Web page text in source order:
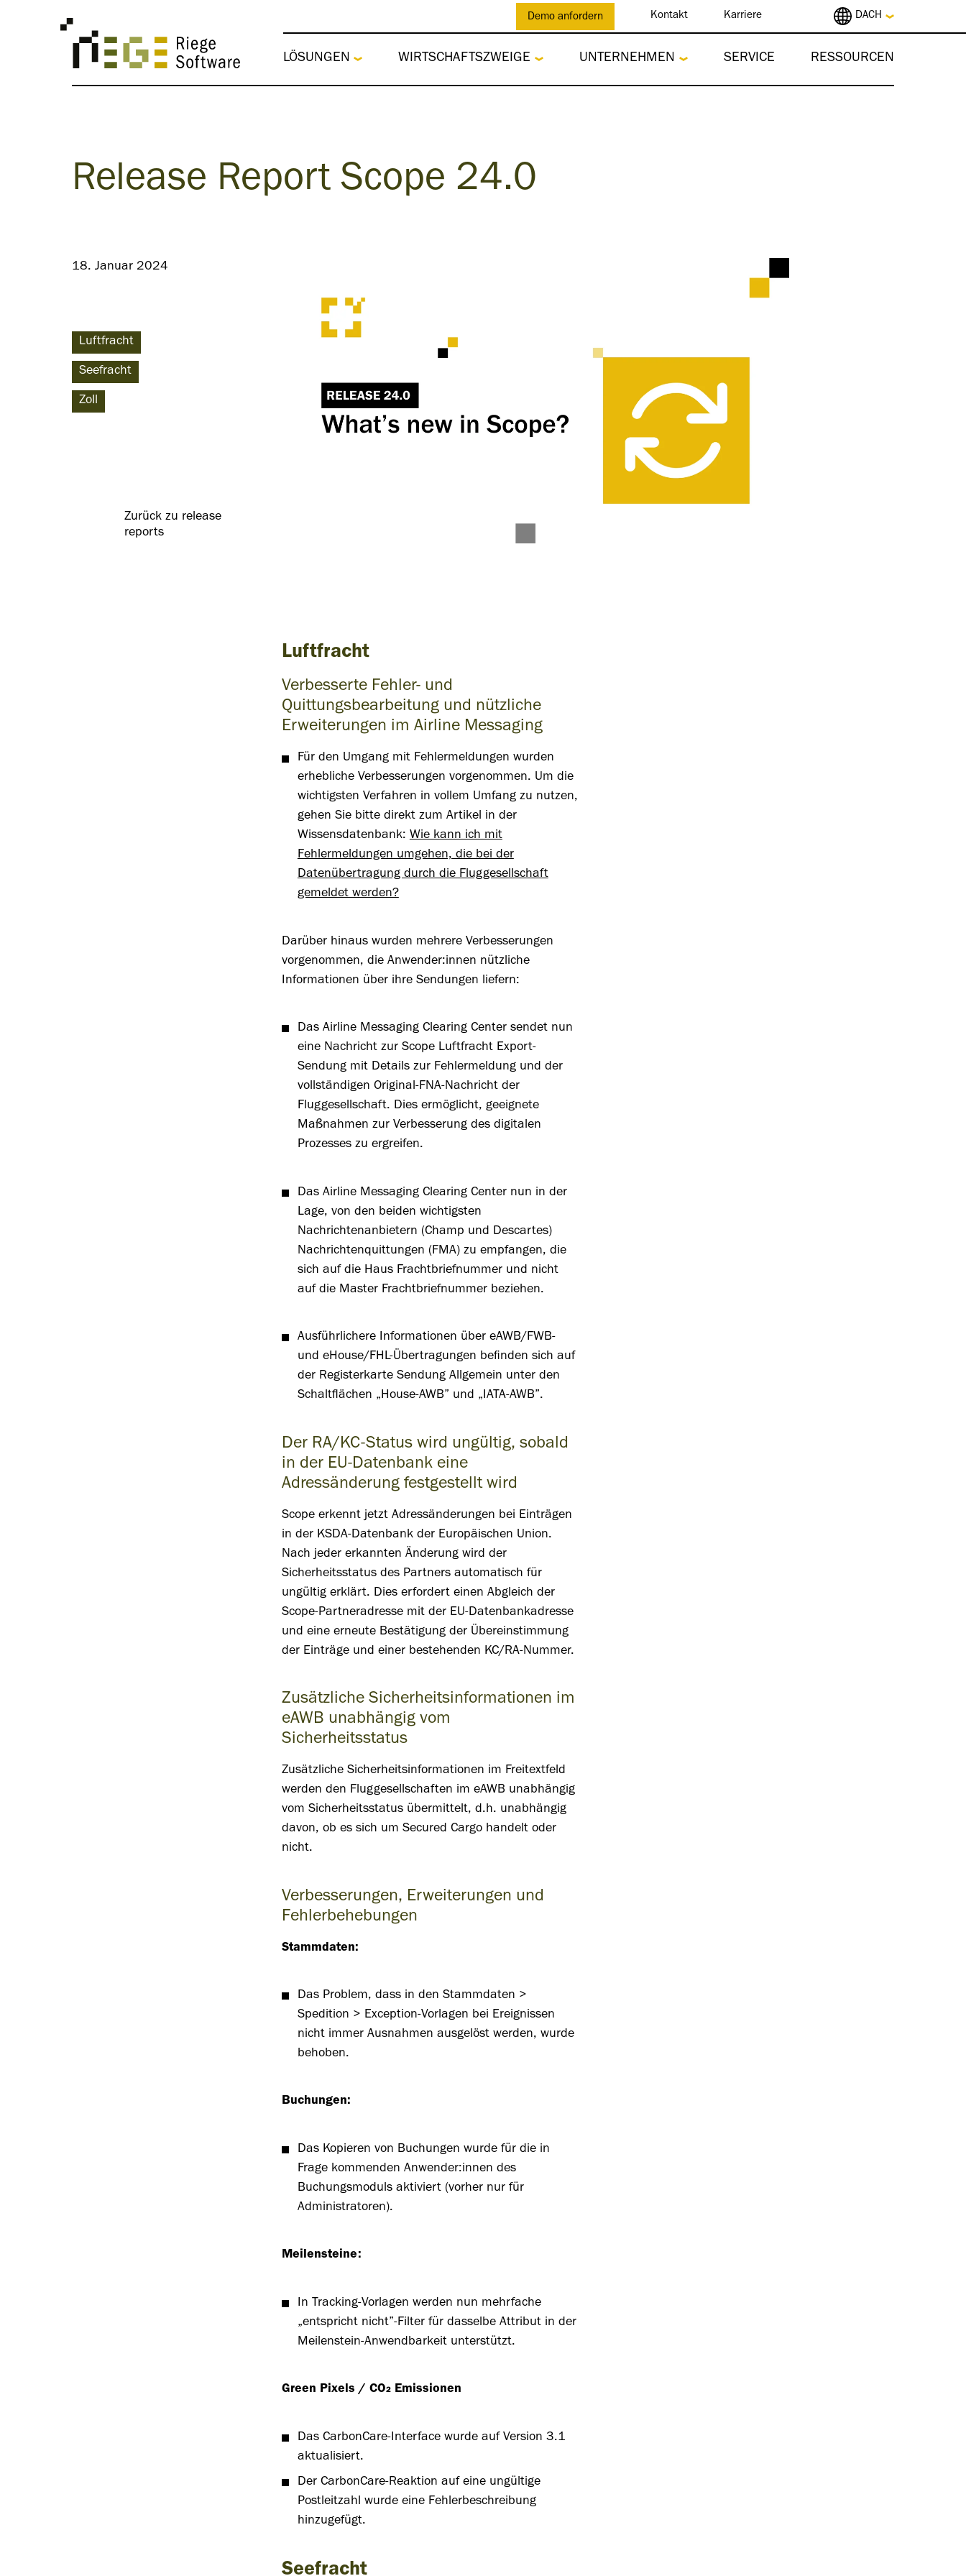
Demo anfordern Kontakt Karriere DACH
LÖSUNGEN WIRTSCHAFTSZWEIGE UNTERNEHMEN SERVICE RESSOURCEN
Release Report Scope 24.0
18. Januar 2024
Luftfracht
Seefracht
Zoll
Zurück zu release
reports
Luftfracht
Verbesserte Fehler- und
Quittungsbearbeitung und nützliche
Erweiterungen im Airline Messaging
Für den Umgang mit Fehlermeldungen wurden
erhebliche Verbesserungen vorgenommen. Um die
wichtigsten Verfahren in vollem Umfang zu nutzen,
gehen Sie bitte direkt zum Artikel in der
Wissensdatenbank:Wie kann ich mit
Fehlermeldungen umgehen, die bei der
Datenübertragung durch die Fluggesellschaft
gemeldet werden?
Darüber hinaus wurden mehrere Verbesserungen
vorgenommen, die Anwender:innen nützliche
Informationen über ihre Sendungen liefern:
Das Airline Messaging Clearing Center sendet nun
eine Nachricht zur Scope Luftfracht Export-
Sendung mit Details zur Fehlermeldung und der
vollständigen Original-FNA-Nachricht der
Fluggesellschaft. Dies ermöglicht, geeignete
Maßnahmen zur Verbesserung des digitalen
Prozesses zu ergreifen.
Das Airline Messaging Clearing Center nun in der
Lage, von den beiden wichtigsten
Nachrichtenanbietern (Champ und Descartes)
Nachrichtenquittungen (FMA) zu empfangen, die
sich auf die Haus Frachtbriefnummer und nicht
auf die Master Frachtbriefnummer beziehen.
Ausführlichere Informationen über eAWB/FWB-
und eHouse/FHL-Übertragungen befinden sich auf
der Registerkarte Sendung Allgemein unter den
Schaltflächen „House-AWB” und „IATA-AWB”.
Der RA/KC-Status wird ungültig, sobald
in der EU-Datenbank eine
Adressänderung festgestellt wird
Scope erkennt jetzt Adressänderungen bei Einträgen
in der KSDA-Datenbank der Europäischen Union.
Nach jeder erkannten Änderung wird der
Sicherheitsstatus des Partners automatisch für
ungültig erklärt. Dies erfordert einen Abgleich der
Scope-Partneradresse mit der EU-Datenbankadresse
und eine erneute Bestätigung der Übereinstimmung
der Einträge und einer bestehenden KC/RA-Nummer.
Zusätzliche Sicherheitsinformationen im
eAWB unabhängig vom
Sicherheitsstatus
Zusätzliche Sicherheitsinformationen im Freitextfeld
werden den Fluggesellschaften im eAWB unabhängig
vom Sicherheitsstatus übermittelt, d.h. unabhängig
davon, ob es sich um Secured Cargo handelt oder
nicht.
Verbesserungen, Erweiterungen und
Fehlerbehebungen
Stammdaten:
Das Problem, dass in den Stammdaten >
Spedition > Exception-Vorlagen bei Ereignissen
nicht immer Ausnahmen ausgelöst werden, wurde
behoben.
Buchungen:
Das Kopieren von Buchungen wurde für die in
Frage kommenden Anwender:innen des
Buchungsmoduls aktiviert (vorher nur für
Administratoren).
Meilensteine:
In Tracking-Vorlagen werden nun mehrfache
„entspricht nicht”-Filter für dasselbe Attribut in der
Meilenstein-Anwendbarkeit unterstützt.
Green Pixels / CO₂ Emissionen
Das CarbonCare-Interface wurde auf Version 3.1
aktualisiert.
Der CarbonCare-Reaktion auf eine ungültige
Postleitzahl wurde eine Fehlerbeschreibung
hinzugefügt.
Seefracht